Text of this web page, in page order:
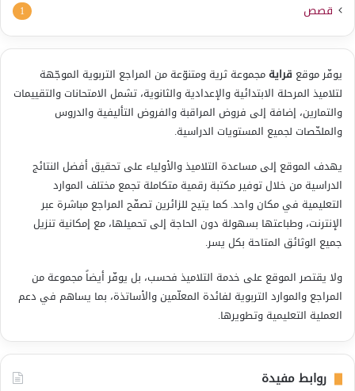
قصص 1
يوفّر موقع قرايةمجموعة ثرية ومتنوّعة من المراجع التربوية الموجّهة
لتلاميذ المرحلة الابتدائية والإعدادية والثانوية، تشمل الامتحانات والتقييمات
والتمارين، إضافة إلى فروض المراقبة والفروض التأليفية والدروس
والملخّصات لجميع المستويات الدراسية.
يهدف الموقع إلى مساعدة التلاميذ والأولياء على تحقيق أفضل النتائج
الدراسية من خلال توفير مكتبة رقمية متكاملة تجمع مختلف الموارد
التعليمية في مكان واحد. كما يتيح للزائرين تصفّح المراجع مباشرة عبر
الإنترنت، وطباعتها بسهولة دون الحاجة إلى تحميلها، مع إمكانية تنزيل
جميع الوثائق المتاحة بكل يسر.
ولا يقتصر الموقع على خدمة التلاميذ فحسب، بل يوفّر أيضاً مجموعة من
المراجع والموارد التربوية لفائدة المعلّمين والأساتذة، بما يساهم في دعم
العملية التعليمية وتطويرها.
روابط مفيدة